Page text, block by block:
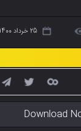
25 خرداد 1400
Download